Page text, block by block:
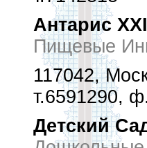
Антарис XXI
Пищевые
117042,
т.6591290,
Детский